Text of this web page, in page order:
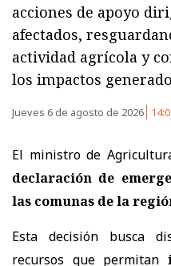
acciones de apoyo
afectados,
actividad agrícola y
los impactos
Jueves 6 de agosto de 2026
El ministro de
declaración de
las comunas de la
Esta decisión busca
recursos que permitan